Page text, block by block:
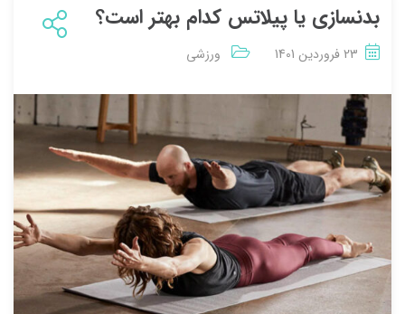
بدنسازی یا پیلاتس کدام بهتر است؟
23 فروردین 1401 ورزشی